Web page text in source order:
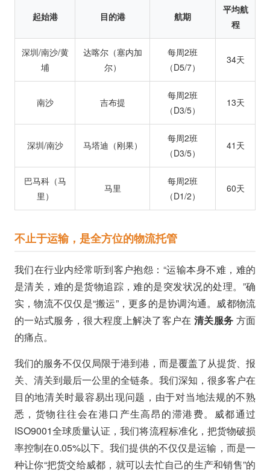
起始港 目的港 航期
平均航
程
深圳/南沙/黄
埔
达喀尔（塞内加
尔）
每周2班
（D5/7）
34天
南沙 吉布提
每周2班
（D3/5）
13天
深圳/南沙 马塔迪（刚果）
每周2班
（D3/5）
41天
巴马科（马
里）
马里
每周2班
（D1/2）
60天
不止于运输，是全方位的物流托管
我们在行业内经常听到客户抱怨：“运输本身不难，难的
是清关，难的是货物追踪，难的是突发状况的处理。”确
实，物流不仅仅是“搬运”，更多的是协调沟通。威都物流
的一站式服务，很大程度上解决了客户在清关服务 方面
的痛点。
我们的服务不仅仅局限于港到港，而是覆盖了从提货、报
关、清关到最后一公里的全链条。我们深知，很多客户在
目的地清关时最容易出现问题，由于对当地法规的不熟
悉，货物往往会在港口产生高昂的滞港费。威都通过
ISO9001全球质量认证，我们将流程标准化，把货物破损
率控制在0.05%以下。我们提供的不仅仅是运输，而是一
种让你“把货交给威都，就可以去忙自己的生产和销售”的